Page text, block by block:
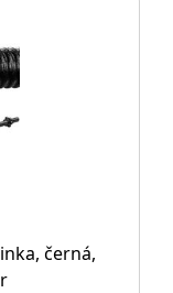
černá,